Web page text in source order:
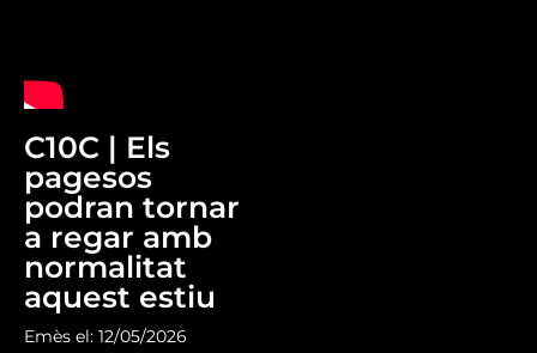
C10C | Els
pagesos
podran tornar
a regar amb
normalitat
aquest estiu
Emès el: 12/05/2026